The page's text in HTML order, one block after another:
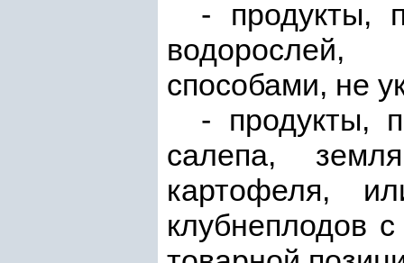
- продукты,
водорослей,
способами, не
- продукты,
салепа,
картофеля,
клубнеплодов